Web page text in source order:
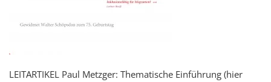
LEITARTIKEL Paul Metzger: Thematische Einführung (hier